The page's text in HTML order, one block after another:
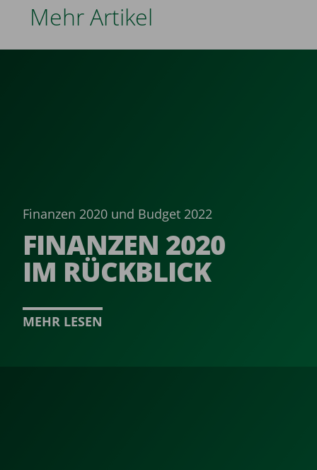
Mehr Artikel
Finanzen 2020 und Budget 2022
FINANZEN 2020
IM RÜCKBLICK ­
MEHR LESEN